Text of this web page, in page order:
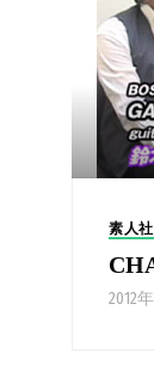
素人
2012